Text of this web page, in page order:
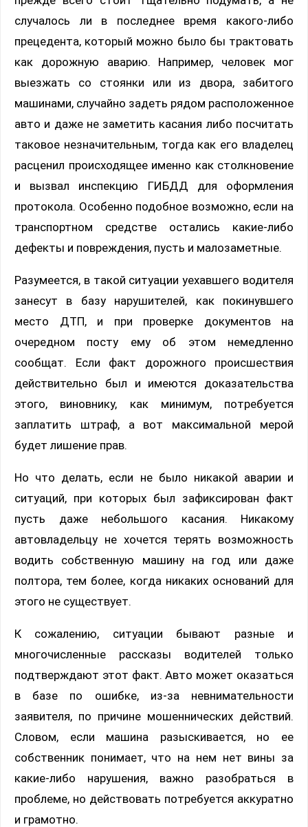
случалось ли в последнее время какого-либо
прецедента, который можно было бы трактовать
как дорожную аварию. Например, человек мог
выезжать со стоянки или из двора, забитого
машинами, случайно задеть рядом расположенное
авто и даже не заметить касания либо посчитать
таковое незначительным, тогда как его владелец
расценил происходящее именно как столкновение
и вызвал инспекцию ГИБДД для оформления
протокола. Особенно подобное возможно, если на
транспортном средстве остались какие-либо
дефекты и повреждения, пусть и малозаметные.
Разумеется, в такой ситуации уехавшего водителя
занесут в базу нарушителей, как покинувшего
место ДТП, и при проверке документов на
очередном посту ему об этом немедленно
сообщат. Если факт дорожного происшествия
действительно был и имеются доказательства
этого, виновнику, как минимум, потребуется
заплатить штраф, а вот максимальной мерой
будет лишение прав.
Но что делать, если не было никакой аварии и
ситуаций, при которых был зафиксирован факт
пусть даже небольшого касания. Никакому
автовладельцу не хочется терять возможность
водить собственную машину на год или даже
полтора, тем более, когда никаких оснований для
этого не существует.
К сожалению, ситуации бывают разные и
многочисленные рассказы водителей только
подтверждают этот факт. Авто может оказаться
в базе по ошибке, из-за невнимательности
заявителя, по причине мошеннических действий.
Словом, если машина разыскивается, но ее
собственник понимает, что на нем нет вины за
какие-либо нарушения, важно разобраться в
проблеме, но действовать потребуется аккуратно
и грамотно.